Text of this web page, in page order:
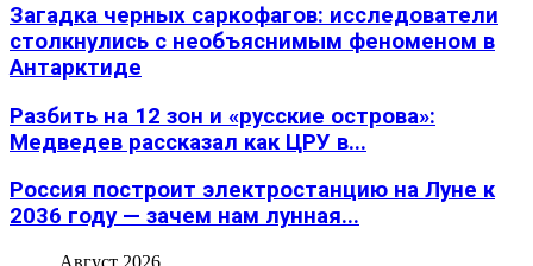
Загадка черных саркофагов: исследователи
столкнулись с необъяснимым феноменом в
Антарктиде
Разбить на 12 зон и «русские острова»:
Медведев рассказал как ЦРУ в...
Россия построит электростанцию на Луне к
2036 году — зачем нам лунная...
Август 2026